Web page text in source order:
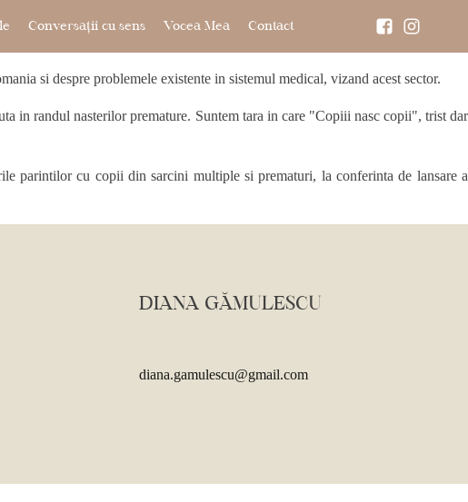
Conversații cu sens Vocea Mea Contact
si despre problemele existente in sistemul medical, vizand acest sector.
in randul nasterilor premature. Suntem tara in care "Copiii nasc copii", trist dar
parintilor cu copii din sarcini multiple si prematuri, la conferinta de lansare a
DIANA GĂMULESCU
diana.gamulescu@gmail.com